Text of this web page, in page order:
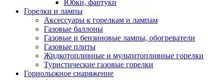
Юбки, фартуки
Горелки и лампы
Аксессуары к горелкам и лампам
Газовые баллоны
Газовые и бензиновые лампы, обогреватели
Газовые плиты
Жидкотопливные и мультитопливные горелки
Туристические газовые горелки
Горнолыжное снаряжение